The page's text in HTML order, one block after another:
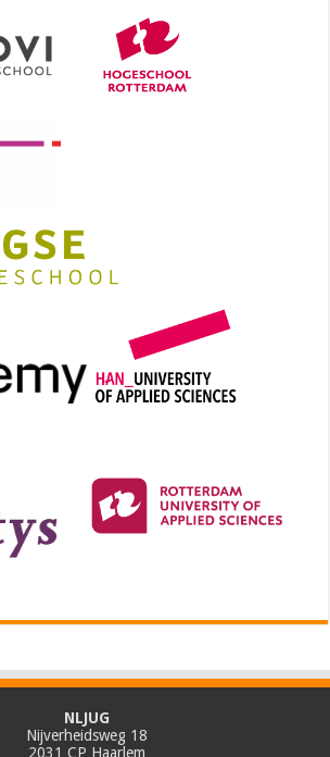
NLJUG
Nijverheidsweg 18
2031 CP Haarlem